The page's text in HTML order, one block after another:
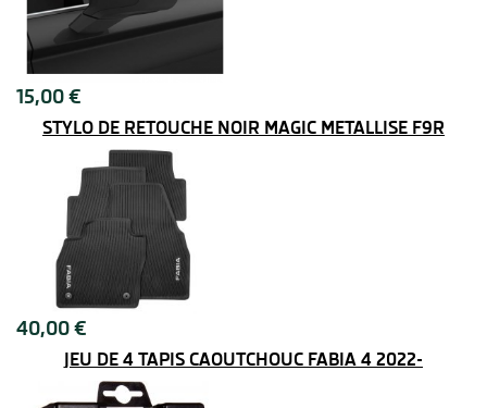
15,00 €
STYLO DE RETOUCHE NOIR MAGIC METALLISE F9R
40,00 €
JEU DE 4 TAPIS CAOUTCHOUC FABIA 4 2022-